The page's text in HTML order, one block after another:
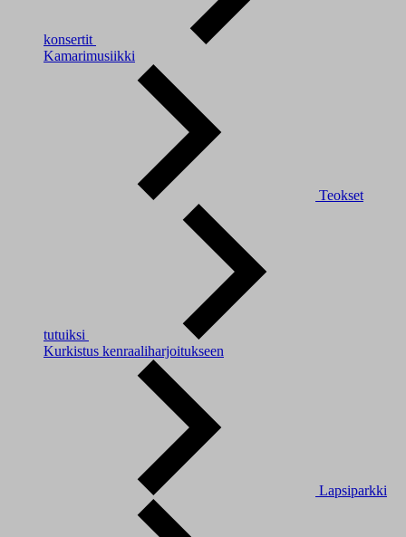
konsertit
Kamarimusiikki
Teokset
tutuiksi
Kurkistus kenraaliharjoitukseen
Lapsiparkki